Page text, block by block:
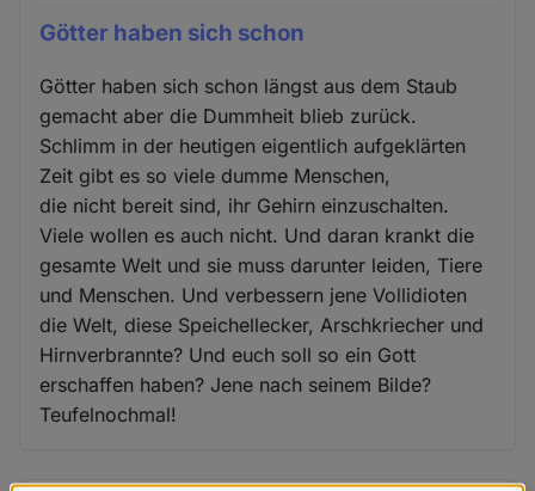
Götter haben sich schon
Götter haben sich schon längst aus dem Staub
gemacht aber die Dummheit blieb zurück.
Schlimm in der heutigen eigentlich aufgeklärten
Zeit gibt es so viele dumme Menschen,
die nicht bereit sind, ihr Gehirn einzuschalten.
Viele wollen es auch nicht. Und daran krankt die
gesamte Welt und sie muss darunter leiden, Tiere
und Menschen. Und verbessern jene Vollidioten
die Welt, diese Speichellecker, Arschkriecher und
Hirnverbrannte? Und euch soll so ein Gott
erschaffen haben? Jene nach seinem Bilde?
Teufelnochmal!